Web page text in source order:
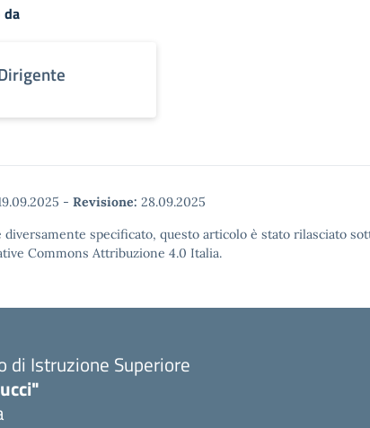
da
- Revisione: 28.09.2025
diversamente specificato, questo articolo è stato rilasciato
Commons Attribuzione 4.0 Italia.
di Istruzione Superiore